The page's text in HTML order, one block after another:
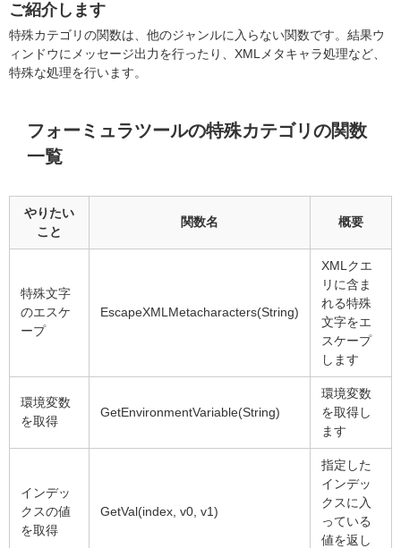
ご紹介します
特殊カテゴリの関数は、他のジャンルに入らない関数です。 結果ウ
ィンドウにメッセージ出力を行ったり、XMLメタキャラ処理など、
特殊な処理を行います。
フォーミュラツールの特殊カテゴリの関数
一覧
やりたい
こと
関数名 概要
特殊文字
のエスケ
ープ
EscapeXMLMetacharacters(String)
XMLクエ
リに含ま
れる特殊
文字をエ
スケープ
します
環境変数
を取得
GetEnvironmentVariable(String)
環境変数
を取得し
ます
インデッ
クスの値
を取得
GetVal(index, v0, v1)
指定した
インデッ
クスに入
っている
値を返し